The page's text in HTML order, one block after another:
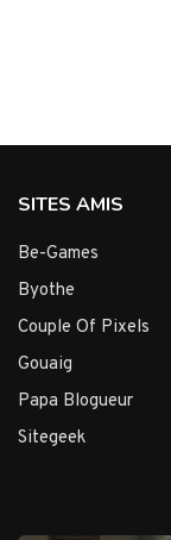
SITES AMIS
Be-Games
Byothe
Couple Of Pixels
Gouaig
Papa Blogueur
Sitegeek